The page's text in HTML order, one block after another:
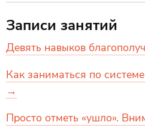
Записи занятий
Девять навыков
Как заниматься по
→
Просто отметь «ушло».